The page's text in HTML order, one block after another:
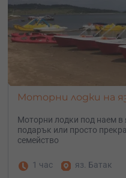
Моторни лодки на
Моторни лодки под наем в
подарък или просто
семейство
1 час яз. Батак